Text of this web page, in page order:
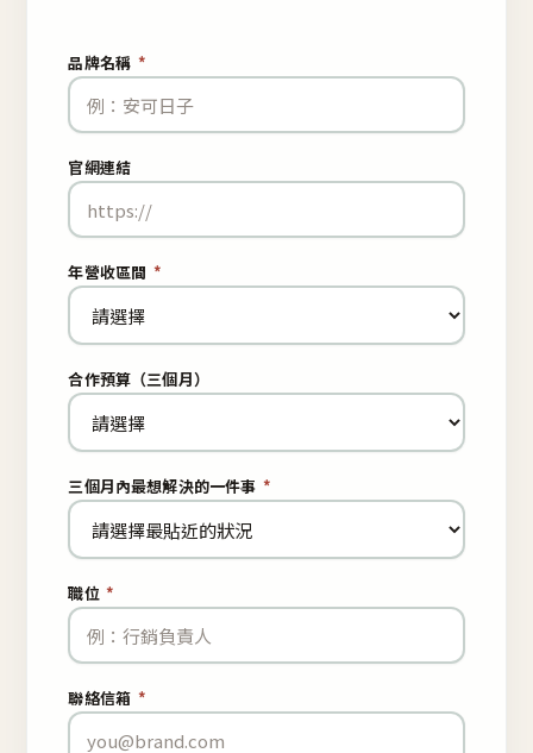
品牌名稱 *
官網連結
年營收區間 *
合作預算（三個月）
三個月內最想解決的一件事 *
職位 *
聯絡信箱 *